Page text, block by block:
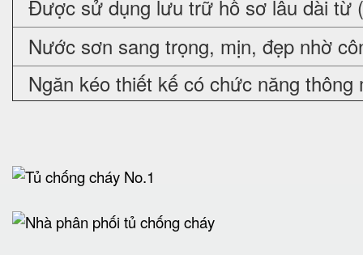
Được sử dụng lưu trữ hồ sơ lâu dài từ
Nước sơn sang trọng, mịn, đẹp nhờ
Ngăn kéo thiết kế có chức năng